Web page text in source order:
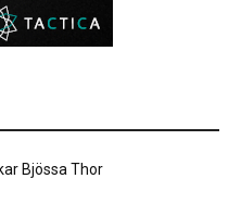
Bjössa Thor